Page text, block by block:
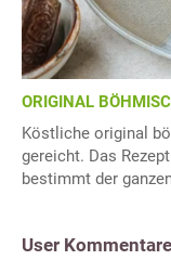
ORIGINAL
Köstliche original
gereicht. Das
bestimmt der
User Kommentare